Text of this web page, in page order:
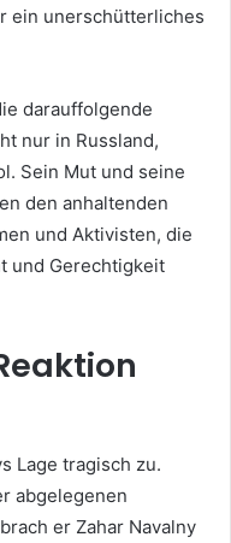
ein unerschütterliches
darauffolgende
nur in Russland,
Sein Mut und seine
den anhaltenden
und Aktivisten, die
und Gerechtigkeit
Lage tragisch zu.
abgelegenen
er Zahar Navalny